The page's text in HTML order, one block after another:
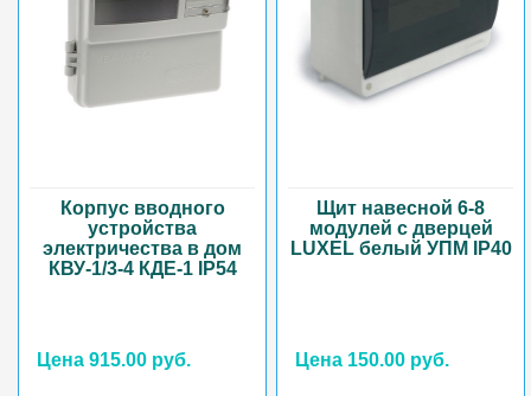
Корпус вводного
устройства
электричества в дом
КВУ-1/3-4 КДЕ-1 IP54
Цена 915.00 руб.
Щит навесной 6-8
модулей с дверцей
LUXEL белый УПМ IP40
Цена 150.00 руб.